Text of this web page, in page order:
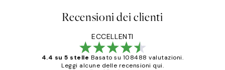
Recensioni dei clienti
ECCELLENTI
4.4 su 5 stelle Basato su 108488 valutazioni.
Leggi alcune delle recensioni qui.